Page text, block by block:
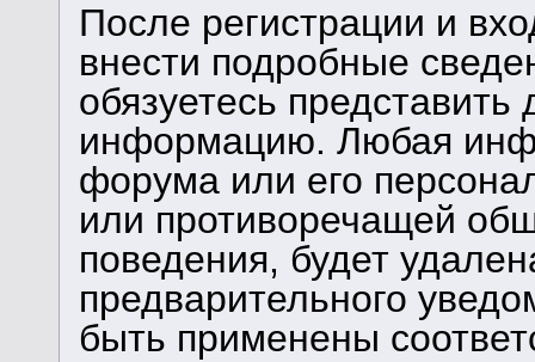
После регистрации и
внести подробные
обязуетесь
информацию. Любая
форума или его
или противоречащей
поведения, будет
предварительного
быть применены